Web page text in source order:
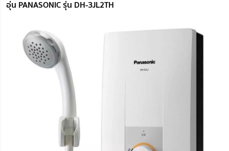
อุ่น PANASONIC รุ่น DH-3JL2TH